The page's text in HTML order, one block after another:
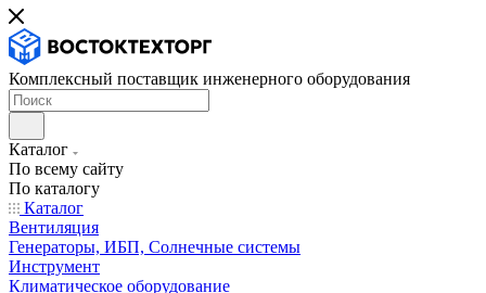
Комплексный поставщик инженерного оборудования
Каталог
По всему сайту
По каталогу
Каталог
Вентиляция
Генераторы, ИБП, Солнечные системы
Инструмент
Климатическое оборудование